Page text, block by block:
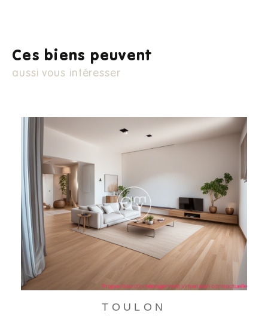
Ces biens peuvent
aussi vous intéresser
TOULON